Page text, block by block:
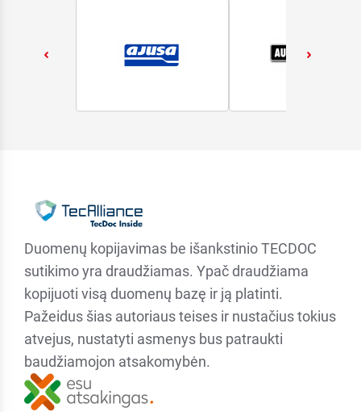
Duomenų kopijavimas be išankstinio TECDOC
sutikimo yra draudžiamas. Ypač draudžiama
kopijuoti visą duomenų bazę ir ją platinti.
Pažeidus šias autoriaus teises ir nustačius tokius
atvejus, nustatyti asmenys bus patraukti
baudžiamojon atsakomybėn.